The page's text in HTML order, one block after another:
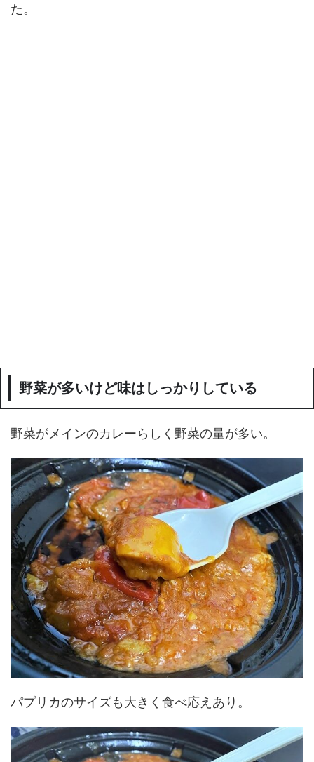
た。
野菜が多いけど味はしっかりしている
野菜がメインのカレーらしく野菜の量が多い。
パプリカのサイズも大きく食べ応えあり。